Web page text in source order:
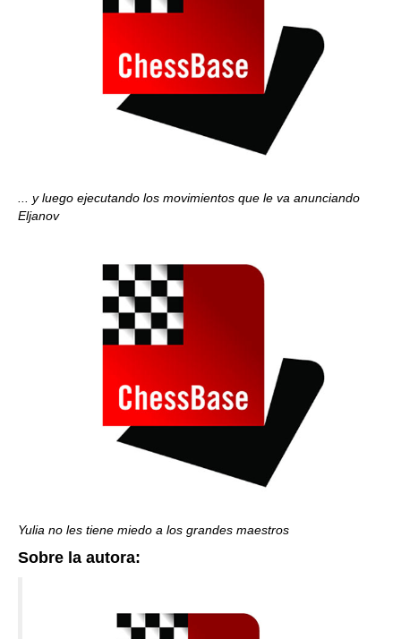
... y luego ejecutando los movimientos que le va anunciando
Eljanov
Yulia no les tiene miedo a los grandes maestros
Sobre la autora: